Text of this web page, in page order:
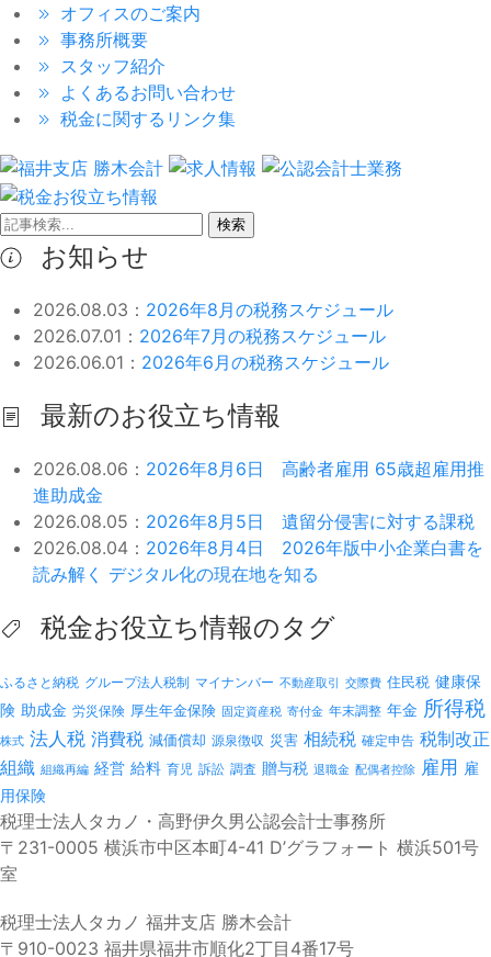
オフィスのご案内
事務所概要
スタッフ紹介
よくあるお問い合わせ
税金に関するリンク集
検索
お知らせ
2026.08.03： 2026年8月の税務スケジュール
2026.07.01： 2026年7月の税務スケジュール
2026.06.01： 2026年6月の税務スケジュール
最新のお役立ち情報
2026.08.06： 2026年8月6日 高齢者雇用 65歳超雇用推
進助成金
2026.08.05： 2026年8月5日 遺留分侵害に対する課税
2026.08.04： 2026年8月4日 2026年版中小企業白書を
読み解く デジタル化の現在地を知る
税金お役立ち情報のタグ
ふるさと納税 グループ法人税制 マイナンバー 不動産取引 交際費 住民税 健康保
険 助成金 労災保険 厚生年金保険 固定資産税 寄付金 年末調整 年金 所得税
株式 法人税 消費税 減価償却 源泉徴収 災害 相続税 確定申告 税制改正
組織 組織再編 経営 給料 育児 訴訟 調査 贈与税 退職金 配偶者控除 雇用 雇
用保険
税理士法人タカノ・高野伊久男公認会計士事務所
〒231-0005 横浜市中区本町4-41 D’グラフォート 横浜501号
室
税理士法人タカノ 福井支店 勝木会計
〒910-0023 福井県福井市順化2丁目4番17号